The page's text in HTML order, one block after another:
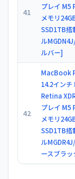
41
プレイ M5
メモリ
SSD1TB搭
ル
ルバー]
42
MacBook
14.2イン
Retina
プレイ M5
メモリ
SSD1TB搭
ル
ースブラッ